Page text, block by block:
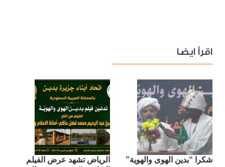
اقرأ ايضا
شكرا “بدين الهوى والهوية”
الرياض تشهد عرض الفيلم